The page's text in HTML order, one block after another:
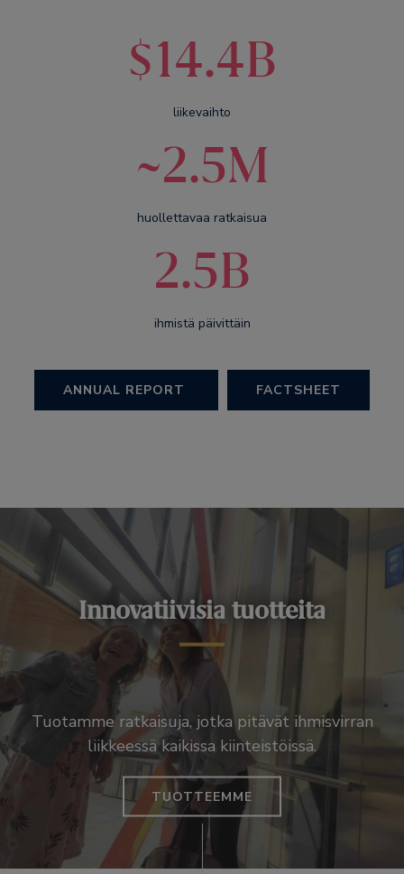
$14.4B
liikevaihto
~2.5M
huollettavaa ratkaisua
2.5B
ihmistä päivittäin
ANNUAL REPORT FACTSHEET
Innovatiivisia tuotteita
Tuotamme ratkaisuja, jotka pitävät ihmisvirran
liikkeessä kaikissa kiinteistöissä.
TUOTTEEMME